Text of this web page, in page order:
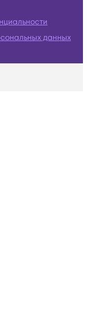
данных